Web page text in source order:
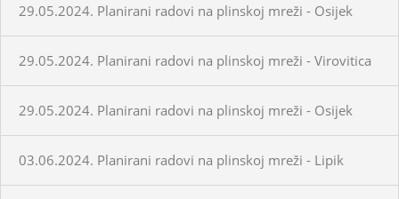
29.05.2024. Planirani radovi na plinskoj mreži - Osijek
29.05.2024. Planirani radovi na plinskoj mreži - Virovitica
29.05.2024. Planirani radovi na plinskoj mreži - Osijek
03.06.2024. Planirani radovi na plinskoj mreži - Lipik